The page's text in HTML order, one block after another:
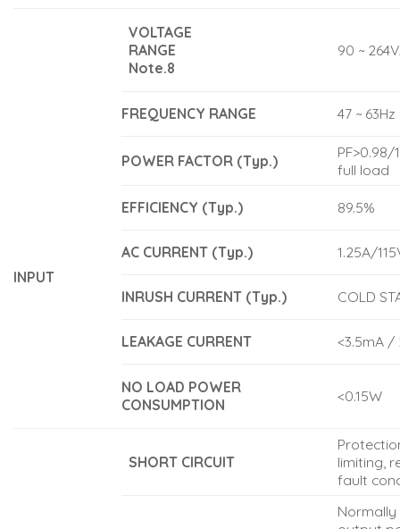
INPUT
VOLTAGE
RANGE
Note.8
90 ~
FREQUENCY RANGE 47 ~ 63Hz
POWER FACTOR (Typ.)
PF>0.98/
full load
EFFICIENCY (Typ.) 89.5%
AC CURRENT (Typ.) 1.25A/
INRUSH CURRENT (Typ.) COLD
LEAKAGE CURRENT <3.5mA /
NO LOAD POWER
CONSUMPTION
<0.15W
SHORT CIRCUIT
limiting,
fault
Normally